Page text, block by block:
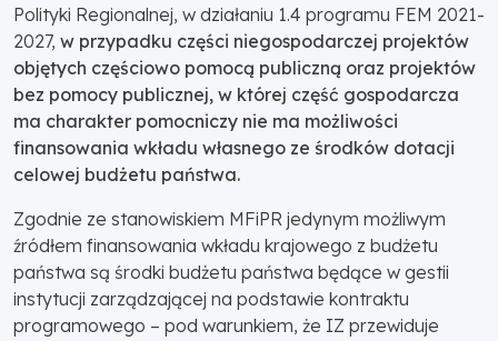
Polityki Regionalnej, w działaniu 1.4 programu FEM 2021-
2027, w przypadku części niegospodarczej projektów
objętych częściowo pomocą publiczną oraz projektów
bez pomocy publicznej, w której część gospodarcza
ma charakter pomocniczy nie ma możliwości
finansowania wkładu własnego ze środków dotacji
celowej budżetu państwa.
Zgodnie ze stanowiskiem MFiPR jedynym możliwym
źródłem finansowania wkładu krajowego z budżetu
państwa są środki budżetu państwa będące w gestii
instytucji zarządzającej na podstawie kontraktu
programowego – pod warunkiem, że IZ przewiduje